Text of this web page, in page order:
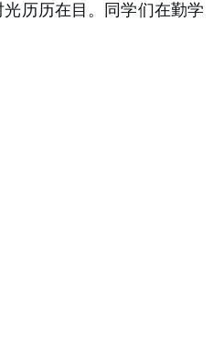
历历在目。同学们在勤学